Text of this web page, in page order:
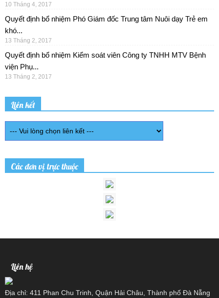
10 Tháng 4, 2017
Quyết định bổ nhiệm Phó Giám đốc Trung tâm Nuôi dạy Trẻ em
khó...
13 Tháng 2, 2017
Quyết định bổ nhiệm Kiểm soát viên Công ty TNHH MTV Bệnh
viện Phụ...
13 Tháng 2, 2017
Liên kết
Các đơn vị trực thuộc
Liên hệ
Địa chỉ: 411 Phan Chu Trinh, Quận Hải Châu, Thành phố Đà Nẵng